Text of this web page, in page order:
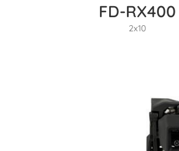
FD-RX400
2x10